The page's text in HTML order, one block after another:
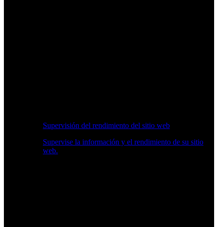
Supervisión del rendimiento del sitio web
Supervise la información y el rendimiento de su sitio
web.